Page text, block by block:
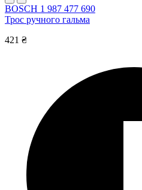
BOSCH 1 987 477 690
Трос ручного гальма
421 ₴